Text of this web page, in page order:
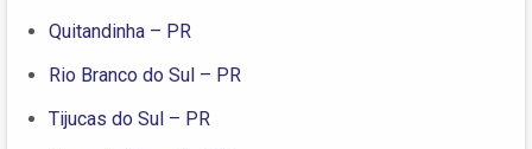
Quitandinha – PR
Rio Branco do Sul – PR
Tijucas do Sul – PR